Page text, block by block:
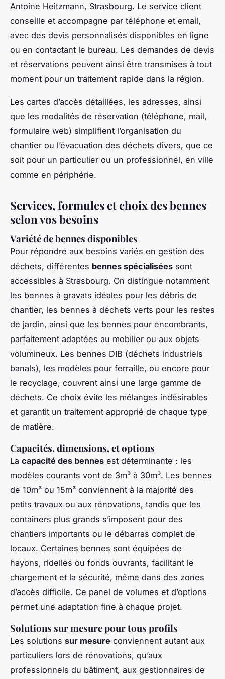
Antoine Heitzmann, Strasbourg. Le service client
conseille et accompagne par téléphone et email,
avec des devis personnalisés disponibles en ligne
ou en contactant le bureau. Les demandes de devis
et réservations peuvent ainsi être transmises à tout
moment pour un traitement rapide dans la région.
Les cartes d’accès détaillées, les adresses, ainsi
que les modalités de réservation (téléphone, mail,
formulaire web) simplifient l’organisation du
chantier ou l’évacuation des déchets divers, que ce
soit pour un particulier ou un professionnel, en ville
comme en périphérie.
Services, formules et choix des bennes
selon vos besoins
Variété de bennes disponibles
Pour répondre aux besoins variés en gestion des
déchets, différentes bennes spécialisées sont
accessibles à Strasbourg. On distingue notamment
les bennes à gravats idéales pour les débris de
chantier, les bennes à déchets verts pour les restes
de jardin, ainsi que les bennes pour encombrants,
parfaitement adaptées au mobilier ou aux objets
volumineux. Les bennes DIB (déchets industriels
banals), les modèles pour ferraille, ou encore pour
le recyclage, couvrent ainsi une large gamme de
déchets. Ce choix évite les mélanges indésirables
et garantit un traitement approprié de chaque type
de matière.
Capacités, dimensions, et options
La capacité des bennes est déterminante : les
modèles courants vont de 3m³ à 30m³. Les bennes
de 10m³ ou 15m³ conviennent à la majorité des
petits travaux ou aux rénovations, tandis que les
containers plus grands s’imposent pour des
chantiers importants ou le débarras complet de
locaux. Certaines bennes sont équipées de
hayons, ridelles ou fonds ouvrants, facilitant le
chargement et la sécurité, même dans des zones
d’accès difficile. Ce panel de volumes et d’options
permet une adaptation fine à chaque projet.
Solutions sur mesure pour tous profils
Les solutions sur mesure conviennent autant aux
particuliers lors de rénovations, qu’aux
professionnels du bâtiment, aux gestionnaires de